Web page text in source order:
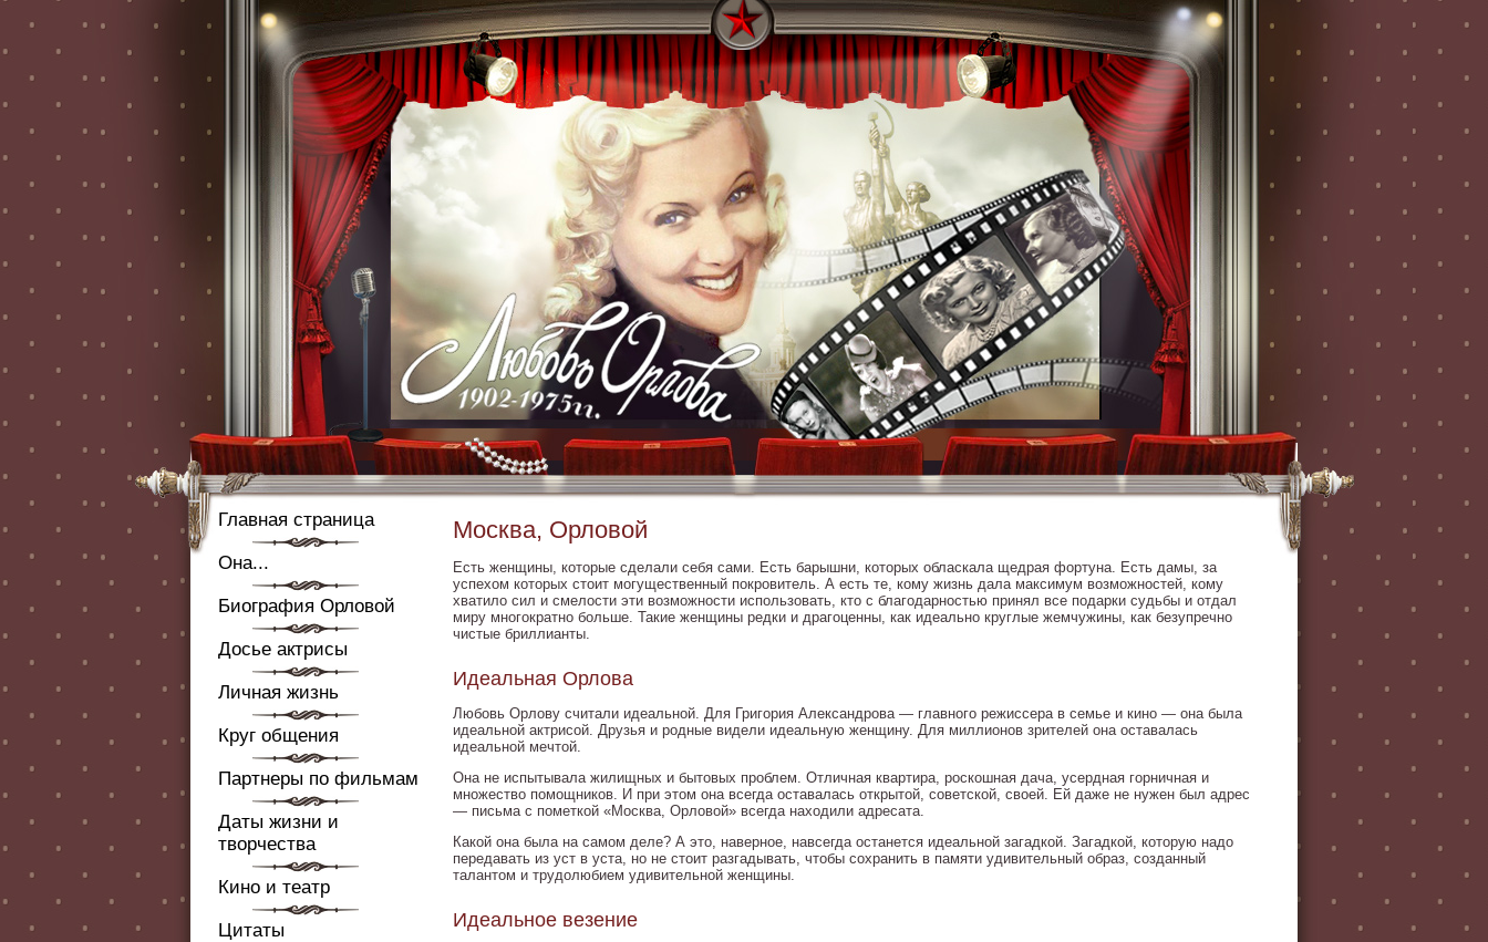
Главная страница
Она...
Биография Орловой
Досье актрисы
Личная жизнь
Круг общения
Партнеры по фильмам
Даты жизни и
творчества
Кино и театр
Цитаты
Москва, Орловой
Есть женщины, которые сделали себя сами. Есть барышни, которых обласкала щедрая фортуна. Есть дамы, за
успехом которых стоит могущественный покровитель. А есть те, кому жизнь дала максимум возможностей, кому
хватило сил и смелости эти возможности использовать, кто с благодарностью принял все подарки судьбы и отдал
миру многократно больше. Такие женщины редки и драгоценны, как идеально круглые жемчужины, как безупречно
чистые бриллианты.
Идеальная Орлова
Любовь Орлову считали идеальной. Для Григория Александрова — главного режиссера в семье и кино — она была
идеальной актрисой. Друзья и родные видели идеальную женщину. Для миллионов зрителей она оставалась
идеальной мечтой.
Она не испытывала жилищных и бытовых проблем. Отличная квартира, роскошная дача, усердная горничная и
множество помощников. И при этом она всегда оставалась открытой, советской, своей. Ей даже не нужен был адрес
— письма с пометкой «Москва, Орловой» всегда находили адресата.
Какой она была на самом деле? А это, наверное, навсегда останется идеальной загадкой. Загадкой, которую надо
передавать из уст в уста, но не стоит разгадывать, чтобы сохранить в памяти удивительный образ, созданный
талантом и трудолюбием удивительной женщины.
Идеальное везение